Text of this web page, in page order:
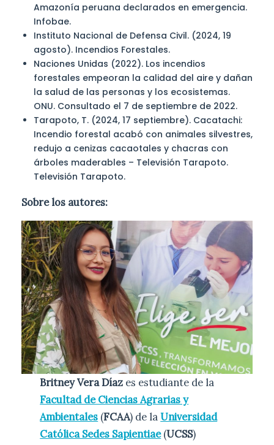
Amazonía peruana declarados en emergencia.
Infobae.
Instituto Nacional de Defensa Civil. (2024, 19
agosto). Incendios Forestales.
Naciones Unidas (2022). Los incendios
forestales empeoran la calidad del aire y dañan
la salud de las personas y los ecosistemas.
ONU. Consultado el 7 de septiembre de 2022.
Tarapoto, T. (2024, 17 septiembre). Cacatachi:
Incendio forestal acabó con animales silvestres,
redujo a cenizas cacaotales y chacras con
árboles maderables – Televisión Tarapoto.
Televisión Tarapoto.
Sobre los autores:
Britney Vera Díaz es estudiante de la
Facultad de Ciencias Agrarias y
Ambientales (FCAA) de laUniversidad
Católica Sedes Sapientiae(UCSS)